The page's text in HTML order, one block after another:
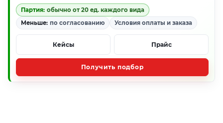
Партия: обычно от 20 ед. каждого вида
Меньше: по согласованию Условия оплаты и заказа
Кейсы Прайс
Получить подбор